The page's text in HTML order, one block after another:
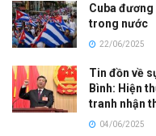
Cuba
trong nước
22/06/2025
Tin đồn về
Bình: Hiện
tranh nhận
04/06/2025